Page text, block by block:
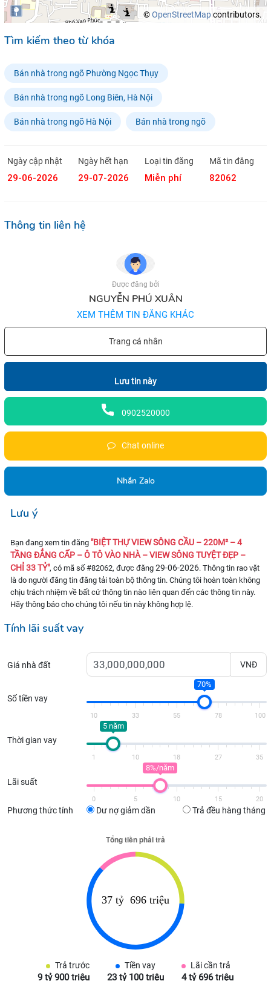
©OpenStreetMapcontributors.
Tìm kiếm theo từ khóa
Bán nhà trong ngõ Phường Ngọc Thụy
Bán nhà trong ngõ Long Biên, Hà Nội
Bán nhà trong ngõ Hà Nội Bán nhà trong ngõ
Ngày cập nhật
29-06-2026
Ngày hết hạn
29-07-2026
Loại tin đăng
Miễn phí
Mã tin đăng
82062
Thông tin liên hệ
Được đăng bởi
NGUYỄN PHÚ XUÂN
XEM THÊM TIN ĐĂNG KHÁC
Trang cá nhân
Lưu tin này
0902520000
Chat online
Nhắn Zalo
Lưu ý
Bạn đang xem tin đăng "BIỆT THỰ VIEW SÔNG CẦU – 220M² – 4
TẦNG ĐẲNG CẤP – Ô TÔ VÀO NHÀ – VIEW SÔNG TUYỆT ĐẸP –
CHỈ 33 TỶ", có mã số #82062, được đăng 29-06-2026. Thông tin rao vặt
là do người đăng tin đăng tải toàn bộ thông tin. Chúng tôi hoàn toàn không
chịu trách nhiệm về bất cứ thông tin nào liên quan đến các thông tin này.
Hãy thông báo cho chúng tôi nếu tin này không hợp lệ.
Tính lãi suất vay
Giá nhà đất VNĐ
Số tiền vay
70%
10 33 55 78 100
Thời gian vay
5 năm
1 10 18 27 35
Lãi suất
8%/năm
0 5 10 15 20
Phương thức tính Dư nợ giảm dần Trả đều hàng tháng
Trả trước
9 tỷ 900 triệu
Tiền vay
23 tỷ 100 triệu
Lãi cần trả
4 tỷ 696 triệu